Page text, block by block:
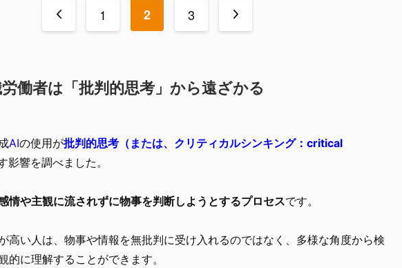
< 1 2 3 >
働者は「批判的思考」から遠ざかる
AIの使用が批判的思考（または、クリティカルシンキング：critical
影響を調べました。
情や主観に流されずに物事を判断しようとするプロセスです。
高い人は、物事や情報を無批判に受け入れるのではなく、多様な角度から検
的に理解することができます。